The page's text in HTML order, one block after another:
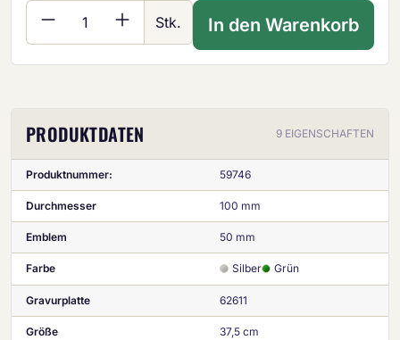
Produkt Anzahl: Gib den gewünschten
Stk. In den Warenkorb
PRODUKTDATEN 9 EIGENSCHAFTEN
Produktnummer: 59746
Durchmesser 100 mm
Emblem 50 mm
Farbe Silber Grün
Gravurplatte 62611
Größe 37,5 cm